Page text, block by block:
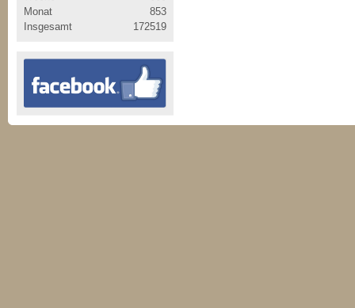
Monat
853
Insgesamt
172519